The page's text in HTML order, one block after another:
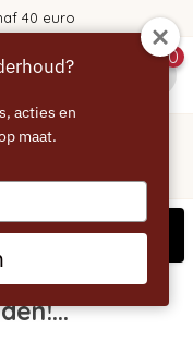
40 euro
0
Filters
acties en
maat.